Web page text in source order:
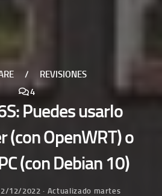
/
REVISIONES
4
Puedes usarlo
(con OpenWRT) o
(con Debian 10)
12/2022 · Actualizado martes